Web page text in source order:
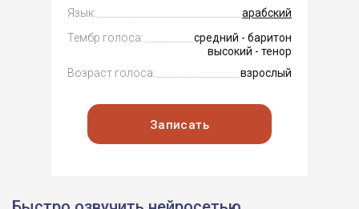
Язык:
арабский
Тембр голоса:
средний - баритон
высокий - тенор
Возраст голоса:
взрослый
Записать